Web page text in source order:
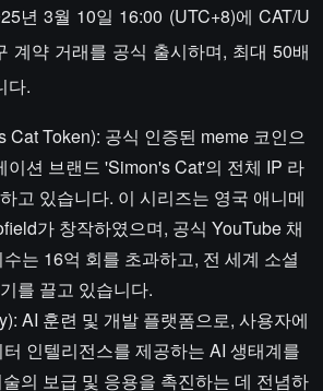
년 3월 10일 16:00 (UTC+8)에 CAT/U
계약 거래를 공식 출시하며, 최대 50배
다.
Cat Token): 공식 인증된 meme 코인으
이션 브랜드 'Simon's Cat'의 전체 IP 라
고 있습니다. 이 시리즈는 영국 애니메
가 창작하였으며, 공식 YouTube 채
는 16억 회를 초과하고, 전 세계 소셜
를 끌고 있습니다.
AI 훈련 및 개발 플랫폼으로, 사용자에
인텔리전스를 제공하는 AI 생태계를
의 보급 및 응용을 촉진하는 데 전념하